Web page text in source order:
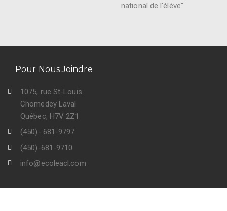
national de l'élève"
Pour Nous Joindre
1075, rue St-Louis
Chomedey Laval
Québec, H7V 2Z1
(450)- 681-9797
(450)-681-9710
info@ecoleacl.com